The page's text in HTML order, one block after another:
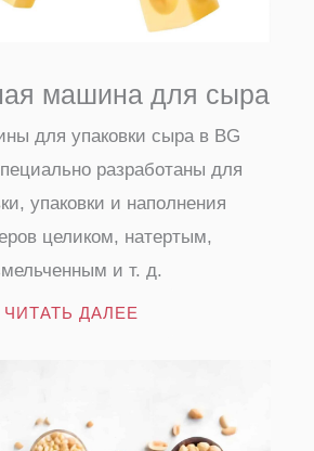
машина для сыра
для упаковки сыра в BG
разработаны для
упаковки и наполнения
целиком, натертым,
и т. д.
ЧИТАТЬ ДАЛЕЕ